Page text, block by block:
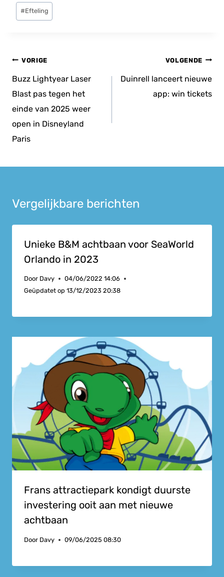
Bericht
tags:
#Efteling
Bericht
navigatie
VORIGE
Buzz Lightyear Laser
Blast pas tegen het
einde van 2025 weer
open in Disneyland
Paris
VOLGENDE
Duinrell lanceert nieuwe
app: win tickets
Vergelijkbare berichten
Unieke B&M achtbaan voor SeaWorld
Orlando in 2023
Door Davy
04/06/2022 14:06
Geüpdatet op 13/12/2023 20:38
Frans attractiepark kondigt duurste
investering ooit aan met nieuwe
achtbaan
Door Davy 09/06/2025 08:30